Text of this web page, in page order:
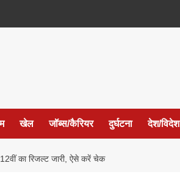
खेल जॉब्स/कैरियर दुर्घटना देश/विदेश
का रिजल्ट जारी, ऐसे करें चेक